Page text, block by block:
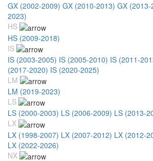
GX (2002-2009) GX (2010-2013) GX (2013-
2023)
HS
HS (2009-2018)
IS
IS (2003-2005) IS (2005-2010) IS (2011-
(2017-2020) IS (2020-2025)
LM
LM (2019-2023)
LS
LS (2000-2003) LS (2006-2009) LS (2013-
LX
LX (1998-2007) LX (2007-2012) LX (2012-
LX (2022-2026)
NX